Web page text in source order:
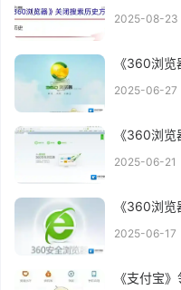
2025-08-23
《360浏
2025-06-27
《360浏
2025-06-21
《360浏
2025-06-17
《支付宝